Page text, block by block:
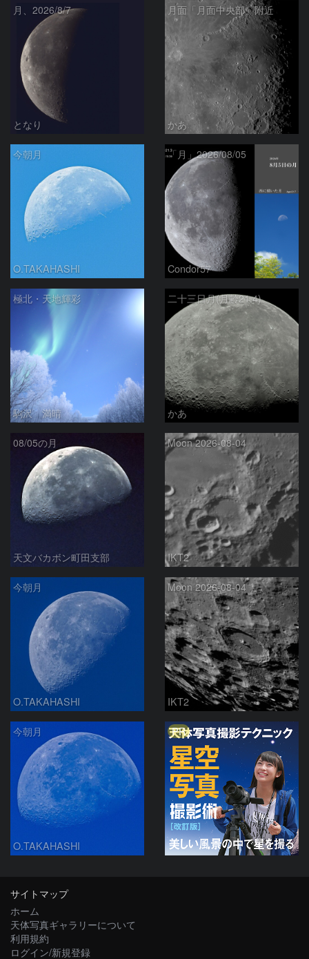
月、2026/8/7
となり
月面「月面中央部」附近
かあ
今朝月
O.TAKAHASHI
「月」2026/08/05
Condor57
極北・天地輝彩
駒沢 満晴
二十三日月(月齢21.4)
かあ
08/05の月
天文バカボン町田支部
Moon 2026-08-04
IKT2
今朝月
O.TAKAHASHI
Moon 2026-08-04
IKT2
今朝月
O.TAKAHASHI
PR
サイトマップ
ホーム
天体写真ギャラリーについて
利用規約
ログイン/新規登録